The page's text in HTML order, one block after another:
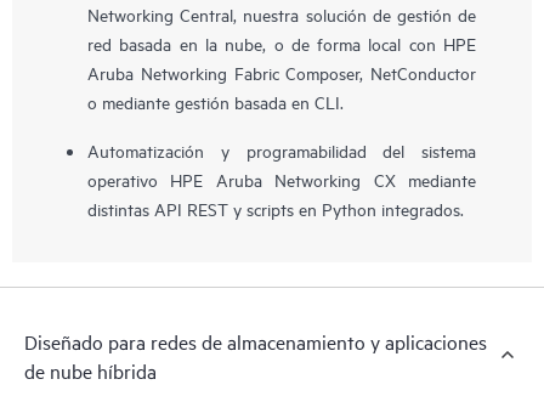
Networking Central, nuestra solución de gestión de
red basada en la nube, o de forma local con HPE
Aruba Networking Fabric Composer, NetConductor
o mediante gestión basada en CLI.
Automatización y programabilidad del sistema
operativo HPE Aruba Networking CX mediante
distintas API REST y scripts en Python integrados.
Diseñado para redes de almacenamiento y aplicaciones
de nube híbrida